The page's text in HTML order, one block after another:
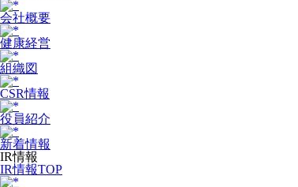
会社概要
健康経営
組織図
CSR情報
役員紹介
新着情報
IR情報
IR情報TOP